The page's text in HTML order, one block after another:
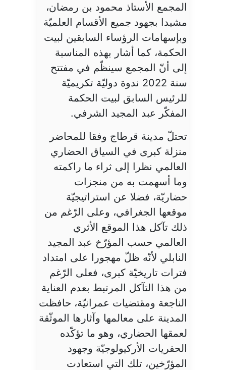
المجمع الأستاذ محمود بن رمضان،
مشيدا بجهود جميع الأقسام العلميّة
وبإسهامات الرؤساء السابقين لبيت
الحكمة، كما أشار بهذه المناسبة
إلى أنّ المجمع سينظّم في مفتتح
سنة 2022 ندوة دوليّة تكريميّة
للرئيس السابق لبيت الحكمة
المفكّر عبد المجيد الشرفي.
تحتلّ مدينة قرطاج وفقا للمحاضر
منزلة كبرى في السياق الحضاري
العالمي نظرا إلى ثراء ما راكمته
وما أسهمت به من منجزات
حضاريّة، فضلا عن استراتيجيّة
موقعها الجغرافي، وعلى الرّغم من
ذلك تآكل هذا الموقع الأثري
العالمي حسب المؤرّخ عبد المجيد
النابلي لأنّه ظلّ مهجورا على امتداد
فترات تاريخيّة كبرى، فعلى الرّغم
من هذا التآكل المرتبط بعدم العناية
الناجعة ومقتضيات عمرانيّة، حافظت
المدينة على معالمها وآثارها الموثّقة
لعمقها الحضاري، وهو ما تؤكّده
الحفريات الأركيولوجيّة وجهود
المؤرّخين، تلك التي استعادت